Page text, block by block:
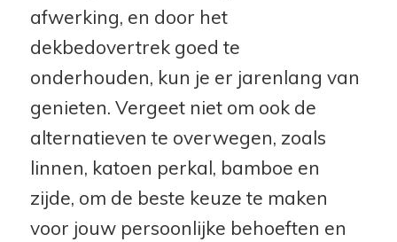
afwerking, en door het
dekbedovertrek goed te
onderhouden, kun je er jarenlang van
genieten. Vergeet niet om ook de
alternatieven te overwegen, zoals
linnen, katoen perkal, bamboe en
zijde, om de beste keuze te maken
voor jouw persoonlijke behoeften en